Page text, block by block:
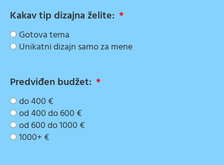
Kakav tip dizajna želite:
Gotova tema
Unikatni dizajn samo za mene
Predviđen budžet:
do 400 €
od 400 do 600 €
od 600 do 1000 €
1000+ €